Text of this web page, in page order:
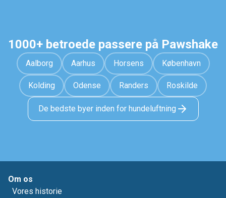
1000+ betroede passere på Pawshake
Aalborg Aarhus Horsens København
Kolding Odense Randers Roskilde
De bedste byer inden for hundeluftning
Om os
Vores historie